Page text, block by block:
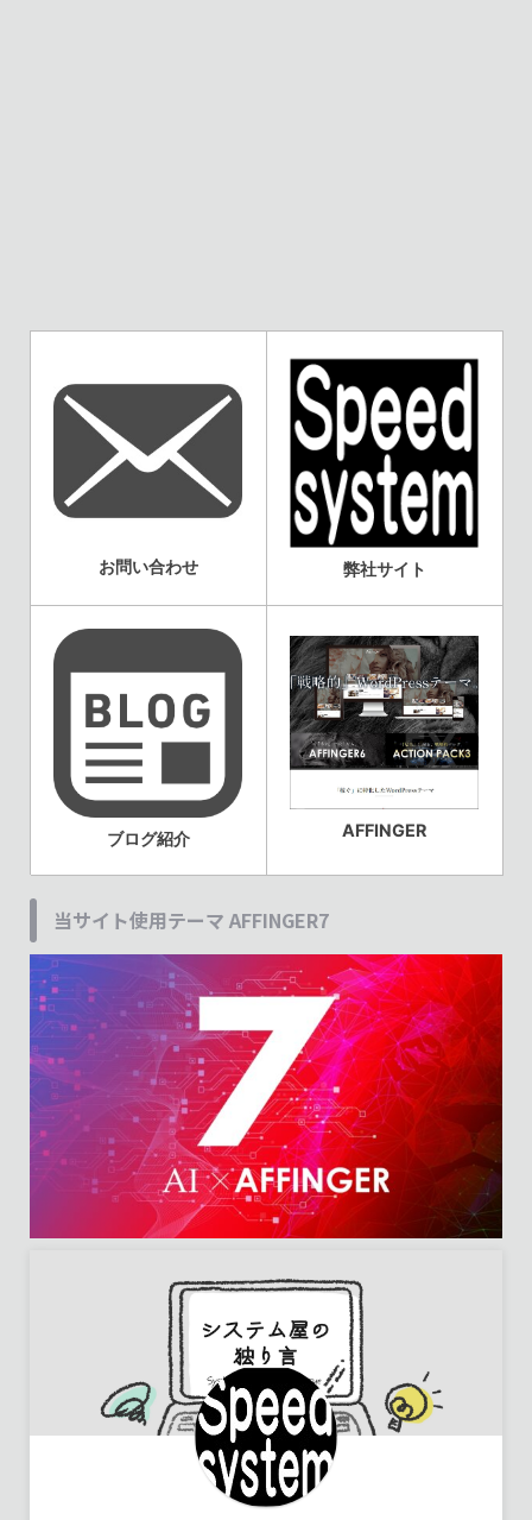
お問い合わせ 弊社サイト
ブログ紹介 AFFINGER
当サイト使用テーマ AFFINGER7